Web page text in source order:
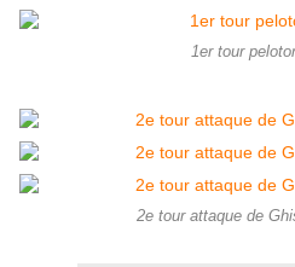
1er tour
2e tour attaque de